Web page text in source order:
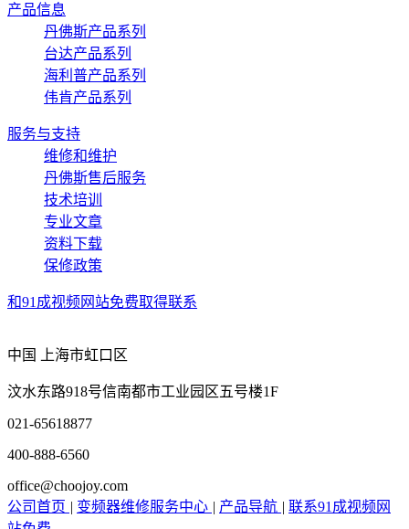
产品信息
丹佛斯产品系列
台达产品系列
海利普产品系列
伟肯产品系列
服务与支持
维修和维护
丹佛斯售后服务
技术培训
专业文章
资料下载
保修政策
和91成视频网站免费取得联系
中国 上海市虹口区
汶水东路918号信南都市工业园区五号楼1F
021-65618877
400-888-6560
office@choojoy.com
公司首页 | 变频器维修服务中心 | 产品导航 | 联系91成视频网